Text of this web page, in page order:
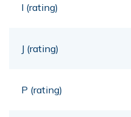
I (rating)
J (rating)
P (rating)